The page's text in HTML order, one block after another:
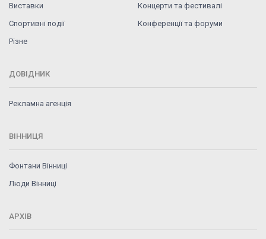
Виставки
Концерти та фестивалі
Спортивні події
Конференції та форуми
Різне
ДОВІДНИК
Рекламна агенція
ВІННИЦЯ
Фонтани Вінниці
Люди Вінниці
АРХІВ